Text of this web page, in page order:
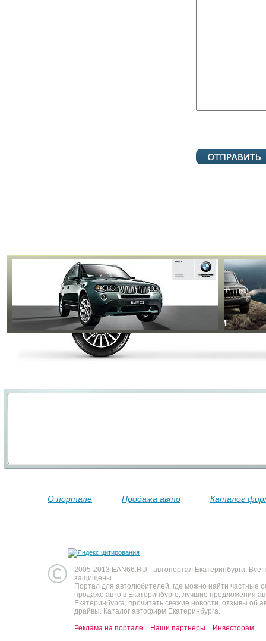
О портале Продажа авто Каталог
2005-2013 EAN66.RU - автопортал Екатеринбурга. Все
защищены.
Портал для автолюбителей, где можно найти частные
продаже авто в Екатеринбурге, лучшие предложения
Екатеринбурга, прочитать свежие новости, отзывы об
драйвы. Каталог автофирм Екатеринбурга.
Реклама на портале
Наши партнеры Инвесторам